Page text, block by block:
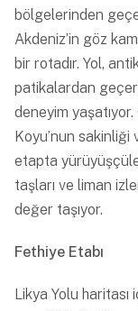
bölgelerinden
Akdeniz’in göz
bir rotadır. Yol,
patikalardan
deneyim
Koyu’nun sakinliği
etapta
taşları ve liman
değer taşıyor.
Fethiye Etabı
Likya Yolu